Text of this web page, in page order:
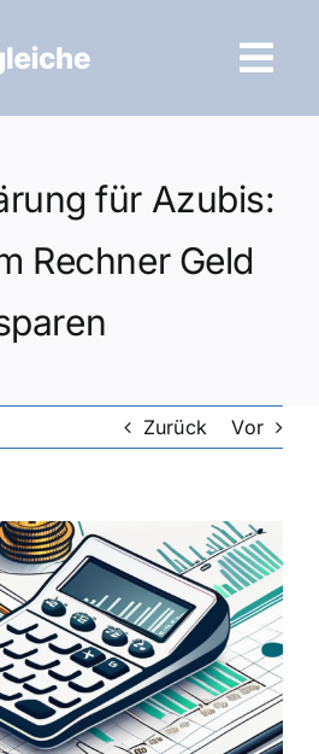
für Azubis:
Rechner Geld
Zurück Vor